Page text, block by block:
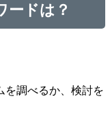
ードは？
を調べるか、検討を